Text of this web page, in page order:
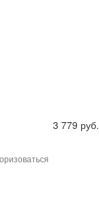
3 779 руб.